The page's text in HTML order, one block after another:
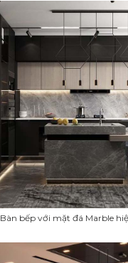
Bàn bếp với mặt đá Marble